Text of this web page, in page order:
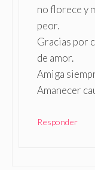
no florece y
peor.
Gracias por
de amor.
Amiga
Amanecer
Responder